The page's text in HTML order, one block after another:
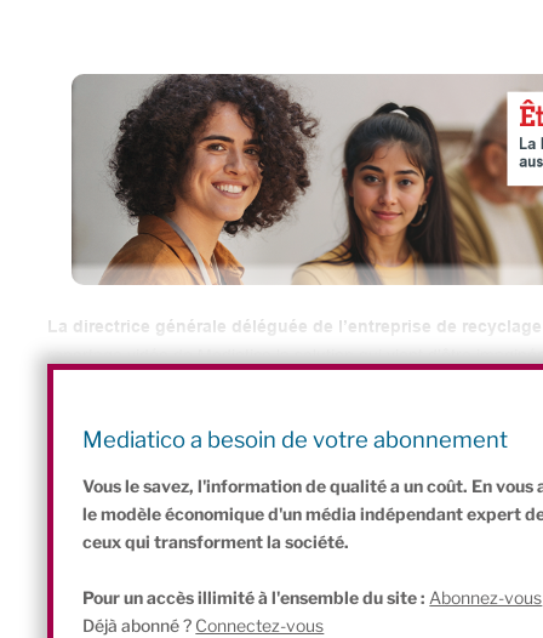
La directrice générale déléguée de l’entreprise de
reportage vidéo de Mediatico la solution qui vient d’être
Mediatico a besoin de votre abonnement
Vous le savez, l'information de qualité a un coût. En
le modèle économique d'un média indépendant expert
ceux qui transforment la société.
Pour un accès illimité à l'ensemble du site : Abonnez-vous
Déjà abonné ? Connectez-vous